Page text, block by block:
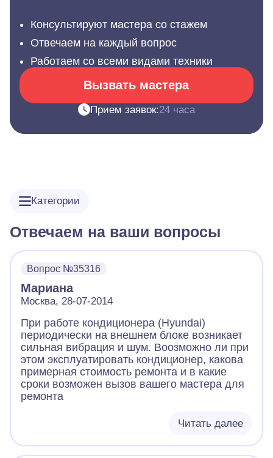
Консультируют мастера со стажем
Отвечаем на каждый вопрос
Работаем со всеми видами техники
Вызвать мастера
Прием заявок:24 часа
Категории
Отвечаем на ваши вопросы
Вопрос №35316
Мариана
Москва, 28-07-2014
При работе кондиционера (Hyundai)
периодически на внешнем блоке возникает
сильная вибрация и шум. Воозможно ли при
этом эксплуатировать кондиционер, какова
примерная стоимость ремонта и в какие
сроки возможен вызов вашего мастера для
ремонта
Читать далее